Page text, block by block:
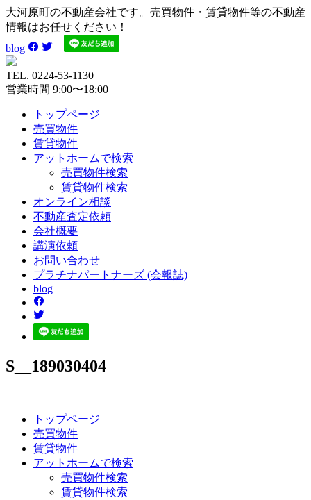
大河原町の不動産会社です。売買物件・賃貸物件等の不動産
情報はお任せください！
blog
TEL. 0224-53-1130
営業時間 9:00〜18:00
トップページ
売買物件
賃貸物件
アットホームで検索
売買物件検索
賃貸物件検索
オンライン相談
不動産査定依頼
会社概要
講演依頼
お問い合わせ
プラチナパートナーズ (会報誌)
blog
S__189030404
トップページ
売買物件
賃貸物件
アットホームで検索
売買物件検索
賃貸物件検索